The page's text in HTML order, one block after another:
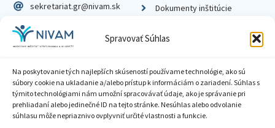
Spravovať Súhlas
Na poskytovanie tých najlepších skúseností používame technológie, ako sú
súbory cookie na ukladanie a/alebo prístup k informáciám o zariadení. Súhlas s
týmito technológiami nám umožní spracovávať údaje, ako je správanie pri
prehliadaní alebo jedinečné ID na tejto stránke. Nesúhlas alebo odvolanie
súhlasu môže nepriaznivo ovplyvniť určité vlastnosti a funkcie.
sekretariat.gr@nivam.sk
IČO: 00164348
DIČ: 2020798714
Dokumenty inštitúcie
Zásady ochrany súkromia